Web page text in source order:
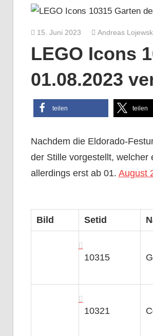
15. Juni 2023 Andreas
LEGO Icons
01.08.2023
teilen teilen
Nachdem die Eldorado-
der Stille vorgestellt, welcher
allerdings erst ab 01. August
Bild Setid
10315
10321